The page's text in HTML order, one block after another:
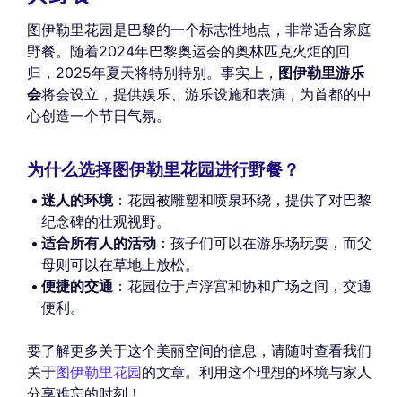
图伊勒里花园是巴黎的一个标志性地点，非常适合家庭
野餐。随着2024年巴黎奥运会的奥林匹克火炬的回
归，2025年夏天将特别特别。事实上， 图伊勒里游乐
会将会设立，提供娱乐、游乐设施和表演，为首都的中
心创造一个节日气氛。
为什么选择图伊勒里花园进行野餐？
迷人的环境：花园被雕塑和喷泉环绕，提供了对巴黎
纪念碑的壮观视野。
适合所有人的活动 ：孩子们可以在游乐场玩耍，而父
母则可以在草地上放松。
便捷的交通 ：花园位于卢浮宫和协和广场之间，交通
便利。
要了解更多关于这个美丽空间的信息，请随时查看我们
关于图伊勒里花园的文章。利用这个理想的环境与家人